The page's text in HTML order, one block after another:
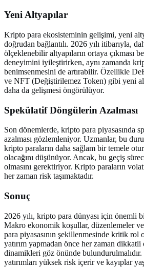
Yeni Altyapılar
Kripto para ekosisteminin gelişimi, yeni
doğrudan bağlantılı. 2026 yılı itibarıyla,
ölçeklenebilir altyapıların ortaya çıkması
deneyimini iyileştirirken, aynı zamanda
benimsenmesini de artırabilir. Özellikle
ve NFT (Değiştirilemez Token) gibi yeni
daha da gelişmesi öngörülüyor.
Spekülatif Döngülerin Azalması
Son dönemlerde, kripto para piyasasında
azalması gözlemleniyor. Uzmanlar, bu
kripto paraların daha sağlam bir temele
olacağını düşünüyor. Ancak, bu geçiş
olmasını gerektiriyor. Kripto paraların
her zaman risk taşımaktadır.
Sonuç
2026 yılı, kripto para dünyası için önemli
Makro ekonomik koşullar, düzenlemeler
para piyasasının şekillenmesinde kritik rol
yatırım yapmadan önce her zaman dikkatli
dinamikleri göz önünde
yatırımları yüksek risk içerir ve kayıplar